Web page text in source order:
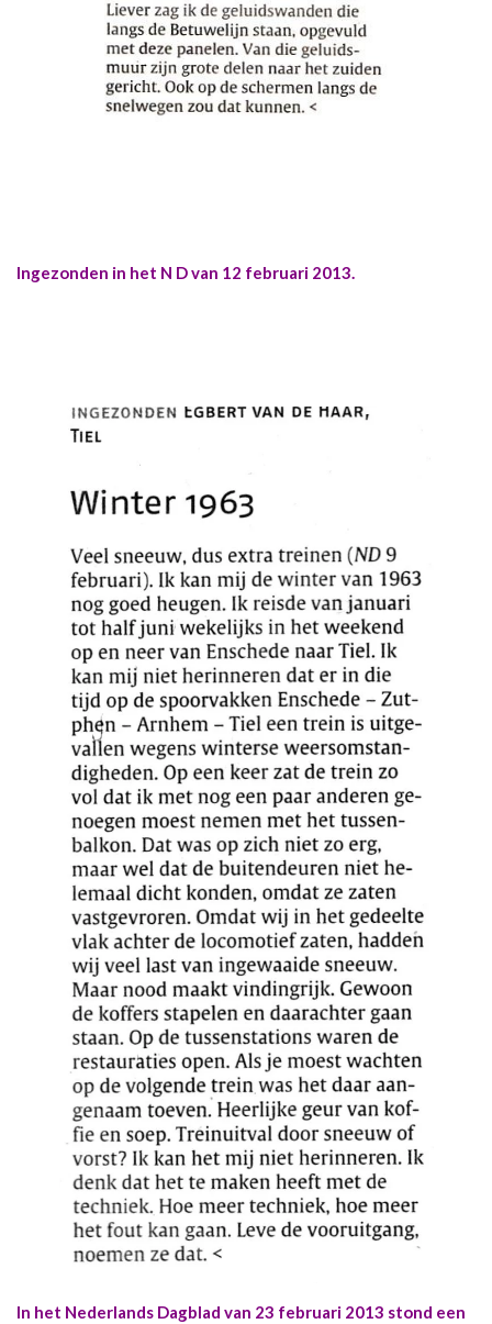
Ingezonden in het N D van 12 februari 2013.
In het Nederlands Dagblad van 23 februari 2013 stond een